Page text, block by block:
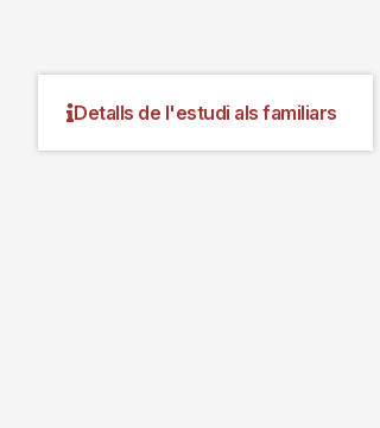
Detalls de l'estudi als familiars